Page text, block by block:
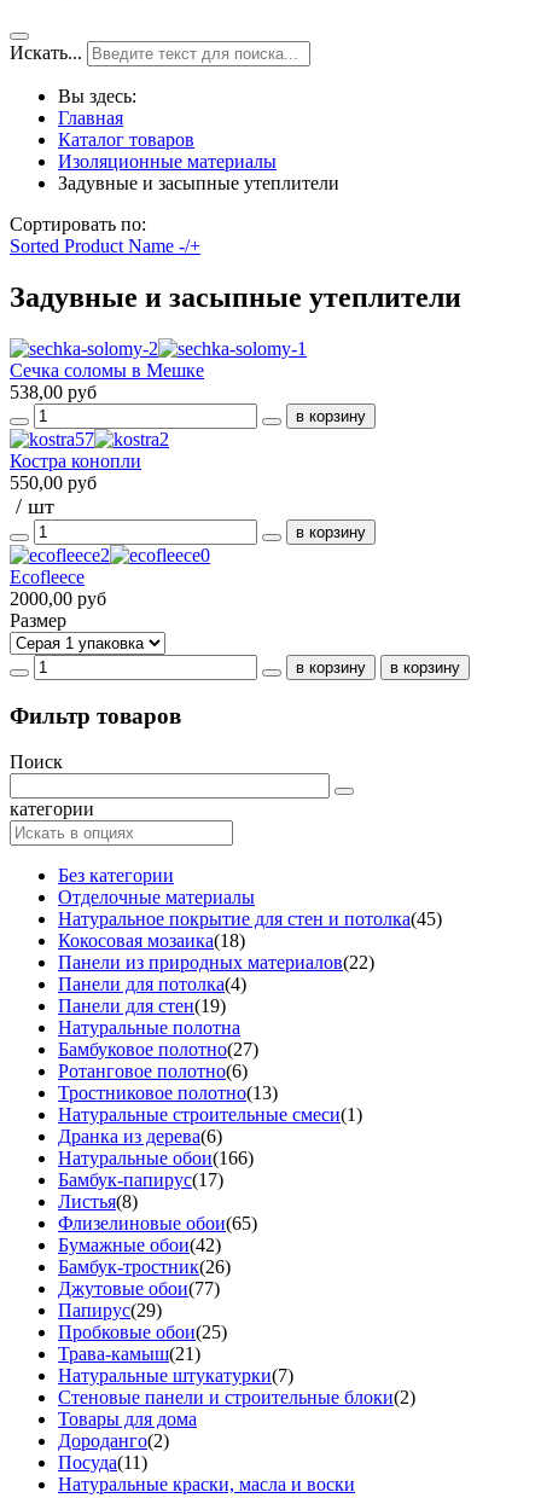
Искать...
Вы здесь:
Главная
Каталог товаров
Изоляционные материалы
Задувные и засыпные утеплители
Сортировать по:
Sorted Product Name -/+
Задувные и засыпные утеплители
Сечка соломы в Мешке
538,00 руб
Костра конопли
550,00 руб
/ шт
Ecofleece
2000,00 руб
Размер
Фильтр товаров
Поиск
категории
Без категории
Отделочные материалы
Натуральное покрытие для стен и потолка(45)
Кокосовая мозаика(18)
Панели из природных материалов(22)
Панели для потолка(4)
Панели для стен(19)
Натуральные полотна
Бамбуковое полотно(27)
Ротанговое полотно(6)
Тростниковое полотно(13)
Натуральные строительные смеси(1)
Дранка из дерева(6)
Натуральные обои(166)
Бамбук-папирус(17)
Листья(8)
Флизелиновые обои(65)
Бумажные обои(42)
Бамбук-тростник(26)
Джутовые обои(77)
Папирус(29)
Пробковые обои(25)
Трава-камыш(21)
Натуральные штукатурки(7)
Стеновые панели и строительные блоки(2)
Товары для дома
Дороданго(2)
Посуда(11)
Натуральные краски, масла и воски